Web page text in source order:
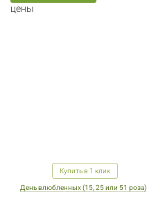
цены
Купить в 1 клик
День влюбленных (15, 25 или 51 роза)